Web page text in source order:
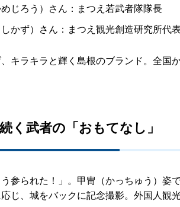
じろう）さん：まつえ若武者隊隊長
かず）さん：まつえ観光創造研究所代表
キラキラと輝く島根のブランド。全国
く武者の「おもてなし」
う参られた！」。甲冑（かっちゅう）
じ、城をバックに記念撮影。外国人観